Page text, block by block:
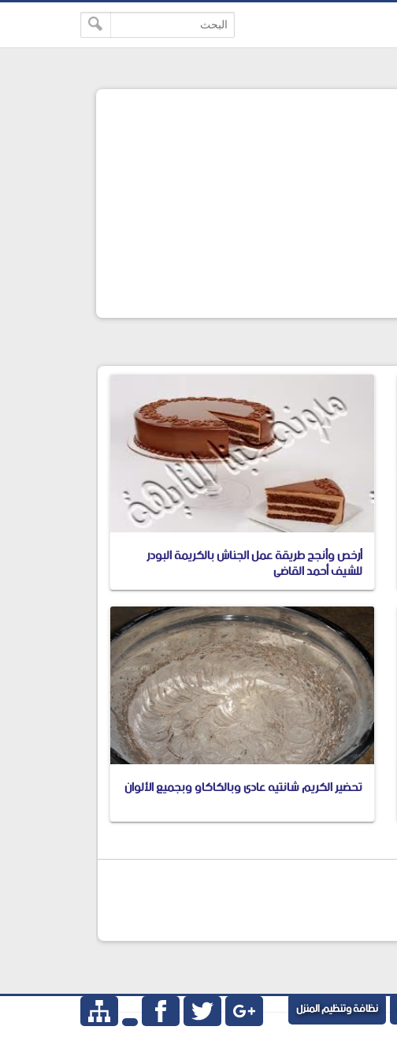
أرخص وأنجح طريقة عمل الجناش بالكريمة البودر
للشيف أحمد القاضى
تحضير الكريم شانتيه عادى وبالكاكاو وبجميع الألوان
نظافة وتنظيم المنزل